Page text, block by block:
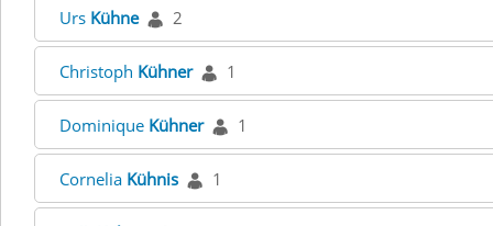
Urs Kühne 2
Christoph Kühner 1
Dominique Kühner 1
Cornelia Kühnis 1